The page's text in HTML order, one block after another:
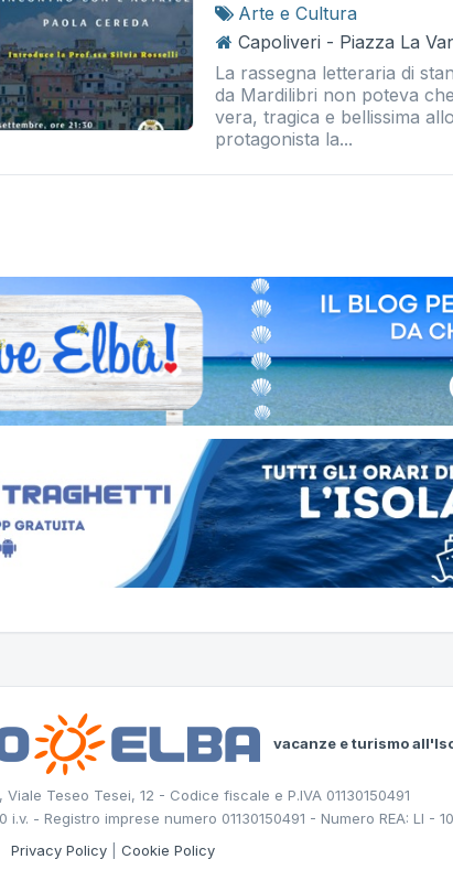
Arte e Cultura
Capoliveri - Piazza La
La rassegna letteraria di
da Mardilibri non poteva
vera, tragica e bellissima
protagonista la...
vacanze e turismo
Teseo Tesei, 12 - Codice fiscale e P.IVA 01130150491
- Registro imprese numero 01130150491 - Numero REA: LI -
Privacy Policy| Cookie Policy